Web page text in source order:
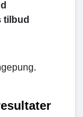
tilbud